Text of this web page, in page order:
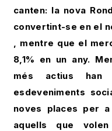
canten: la nova
convertint-se en el
, mentre que el
8,1% en un any.
més actius
esdeveniments
noves places per
aquells que